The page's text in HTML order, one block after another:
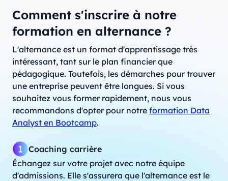
Comment s'inscrire à notre
formation en alternance ?
L'alternance est un format d'apprentissage très
intéressant, tant sur le plan financier que
pédagogique. Toutefois, les démarches pour trouver
une entreprise peuvent être longues. Si vous
souhaitez vous former rapidement, nous vous
recommandons d'opter pour notre formation Data
Analyst en Bootcamp.
Coaching carrière
Échangez sur votre projet avec notre équipe
d'admissions. Elle s'assurera que l'alternance est le